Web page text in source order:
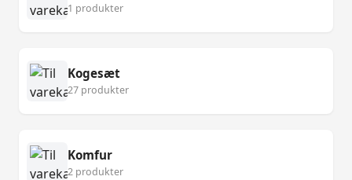
1 produkter
Kogesæt
27 produkter
Komfur
2 produkter